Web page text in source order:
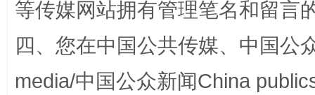
等传媒网站拥有管理笔名和留言
四、您在中国公共传媒、中国公
media/中国公众新闻China